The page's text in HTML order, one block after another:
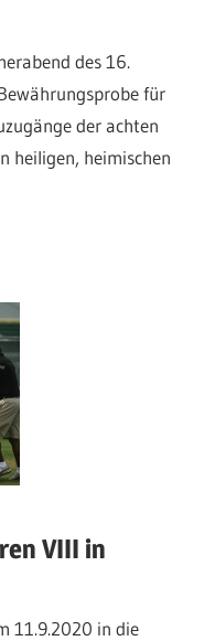
des 16.
für
der achten
heiligen, heimischen
VIII in
11.9.2020 in die